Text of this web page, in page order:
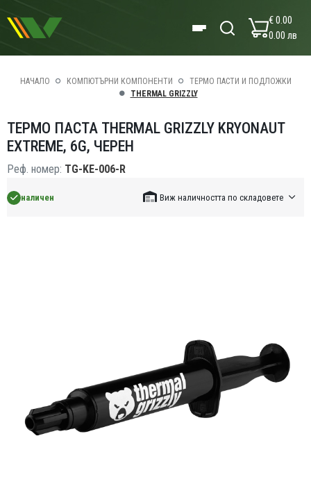
€ 0.00
0.00 лв
НАЧАЛО КОМПЮТЪРНИ КОМПОНЕНТИ
ТЕРМО ПАСТИ И ПОДЛОЖКИ
THERMAL GRIZZLY
ТЕРМО ПАСТА THERMAL GRIZZLY KRYONAUT
EXTREME, 6G, ЧЕРЕН
Реф. номер: TG-KE-006-R
наличен Виж наличността по складовете